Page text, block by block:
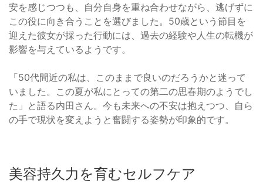
安を感じつつも、自分自身を重ね合わせながら、逃げずに
この役に向き合うことを選びました。50歳という節目を
迎えた彼女が採った行動には、過去の経験や人生の転機が
影響を与えているようです。
「50代間近の私は、このままで良いのだろうかと迷って
いました。この夏が私にとっての第二の思春期のようでし
た」と語る内田さん。今も未来への不安は抱えつつ、自ら
の手で現状を変えようと奮闘する姿勢が印象的です。
美容持久力を育むセルフケア